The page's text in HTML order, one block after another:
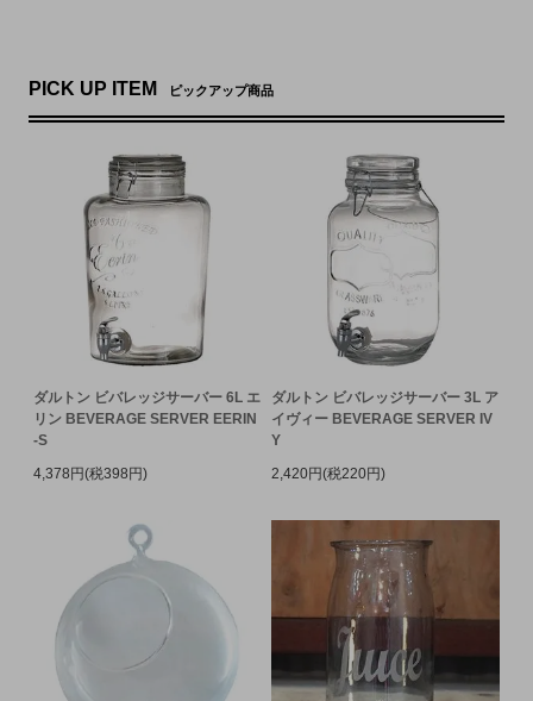
PICK UP ITEM ピックアップ商品
ダルトン ビバレッジサーバー 6L エ
リン BEVERAGE SERVER EERIN
-S
4,378円(税398円)
ダルトン ビバレッジサーバー 3L ア
イヴィー BEVERAGE SERVER IV
Y
2,420円(税220円)